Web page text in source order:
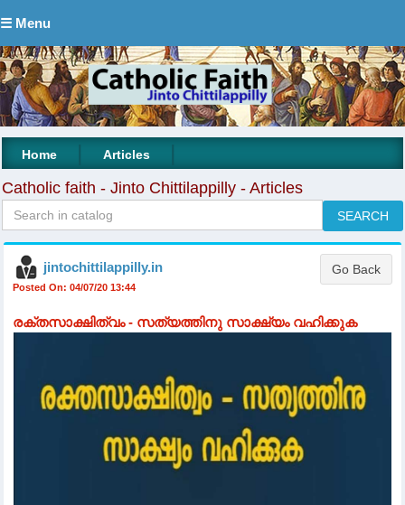
☰ Menu
Home Articles
Catholic faith - Jinto Chittilappilly - Articles
jintochittilappilly.in
Posted On: 04/07/20 13:44
രക്തസാക്ഷിത്വം - സത്യത്തിനു സാക്ഷ്യം വഹിക്കുക